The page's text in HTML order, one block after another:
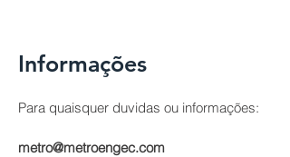
Informações
Para quaisquer duvidas ou informações:
metro@metroengec.com